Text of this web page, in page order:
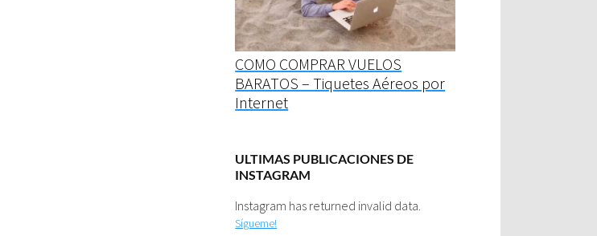
COMO COMPRAR VUELOS
BARATOS – Tiquetes Aéreos por
Internet
ULTIMAS PUBLICACIONES DE
INSTAGRAM
Instagram has returned invalid data.
Sígueme!